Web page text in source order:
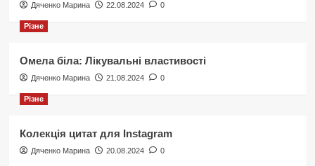
Дяченко Марина 22.08.2024 0
Різне
Омела біла: Лікувальні властивості
Дяченко Марина 21.08.2024 0
Різне
Колекція цитат для Instagram
Дяченко Марина 20.08.2024 0